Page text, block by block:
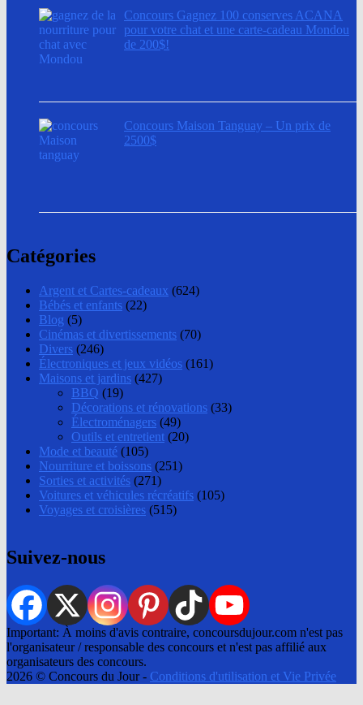
Concours Gagnez 100 conserves ACANA
pour votre chat et une carte-cadeau Mondou
de 200$!
Concours Maison Tanguay – Un prix de
2500$
Catégories
Argent et Cartes-cadeaux (624)
Bébés et enfants (22)
Blog (5)
Cinémas et divertissements (70)
Divers (246)
Électroniques et jeux vidéos (161)
Maisons et jardins (427)
BBQ (19)
Décorations et rénovations (33)
Électroménagers (49)
Outils et entretient (20)
Mode et beauté (105)
Nourriture et boissons (251)
Sorties et activités (271)
Voitures et véhicules récréatifs (105)
Voyages et croisières (515)
Suivez-nous
Important: À moins d'avis contraire, concoursdujour.com n'est pas
l'organisateur / responsable des concours et n'est pas affilié aux
organisateurs des concours.
2026 © Concours du Jour - Conditions d'utilisation et Vie Privée